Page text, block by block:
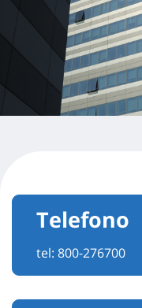
Telefono
tel: 800-276700